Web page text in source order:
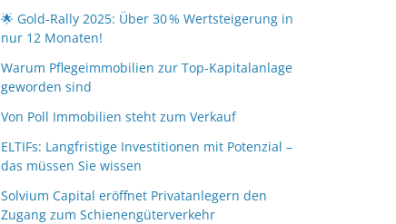
🌟 Gold-Rally 2025: Über 30 % Wertsteigerung in
nur 12 Monaten!
Warum Pflegeimmobilien zur Top-Kapitalanlage
geworden sind
Von Poll Immobilien steht zum Verkauf
ELTIFs: Langfristige Investitionen mit Potenzial –
das müssen Sie wissen
Solvium Capital eröffnet Privatanlegern den
Zugang zum Schienengüterverkehr